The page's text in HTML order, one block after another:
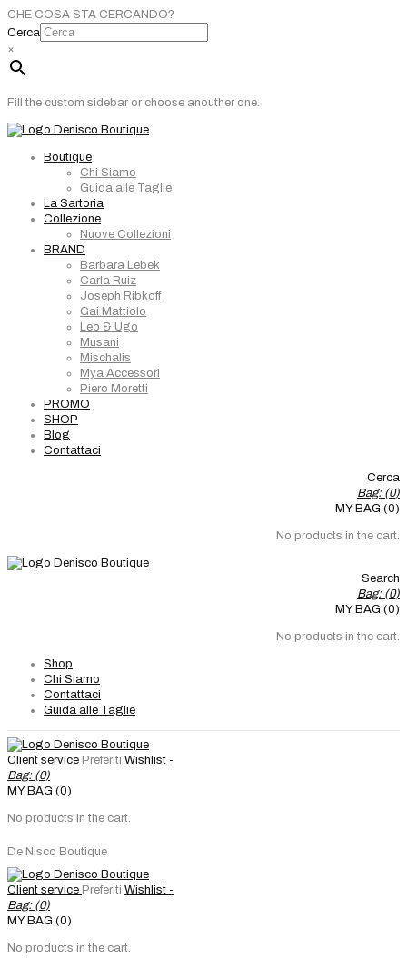
CHE COSA STA CERCANDO?
Cerca
×
Fill the custom sidebar or choose anouther one.
Boutique
Chi Siamo
Guida alle Taglie
La Sartoria
Collezione
Nuove Collezioni
BRAND
Barbara Lebek
Carla Ruiz
Joseph Ribkoff
Gai Mattiolo
Leo & Ugo
Musani
Mischalis
Mya Accessori
Piero Moretti
PROMO
SHOP
Blog
Contattaci
Cerca
Bag: (0)
MY BAG (0)
No products in the cart.
Search
Bag: (0)
MY BAG (0)
No products in the cart.
Shop
Chi Siamo
Contattaci
Guida alle Taglie
Client service Preferiti Wishlist -
Bag: (0)
MY BAG (0)
No products in the cart.
De Nisco Boutique
Client service Preferiti Wishlist -
Bag: (0)
MY BAG (0)
No products in the cart.